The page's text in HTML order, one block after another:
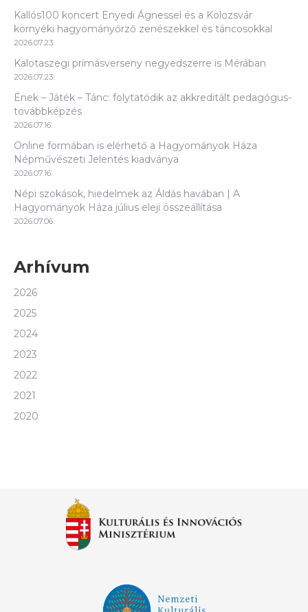
Kallós100 koncert Enyedi Ágnessel és a Kolozsvár
környéki hagyományőrző zenészekkel és táncosokkal
2026.07.23.
Kalotaszegi prímásverseny negyedszerre is Mérában
2026.07.23.
Ének – Játék – Tánc: folytatódik az akkreditált pedagógus-
továbbképzés
2026.07.16.
Online formában is elérhető a Hagyományok Háza
Népművészeti Jelentés kiadványa
2026.07.16.
Népi szokások, hiedelmek az Áldás havában | A
Hagyományok Háza július eleji összeállítása
2026.07.06.
Arhívum
2026
2025
2024
2023
2022
2021
2020